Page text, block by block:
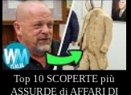
Top 10 SCOPERTE più
ASSURDE di AFFARI DI